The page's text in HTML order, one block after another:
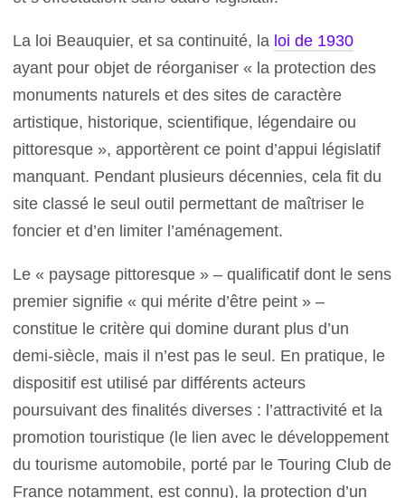
La loi Beauquier, et sa continuité, la loi de 1930
ayant pour objet de réorganiser « la protection des
monuments naturels et des sites de caractère
artistique, historique, scientifique, légendaire ou
pittoresque », apportèrent ce point d’appui législatif
manquant. Pendant plusieurs décennies, cela fit du
site classé le seul outil permettant de maîtriser le
foncier et d’en limiter l’aménagement.
Le « paysage pittoresque » – qualificatif dont le sens
premier signifie « qui mérite d’être peint » –
constitue le critère qui domine durant plus d’un
demi-siècle, mais il n’est pas le seul. En pratique, le
dispositif est utilisé par différents acteurs
poursuivant des finalités diverses : l’attractivité et la
promotion touristique (le lien avec le développement
du tourisme automobile, porté par le Touring Club de
France notamment, est connu), la protection d’un